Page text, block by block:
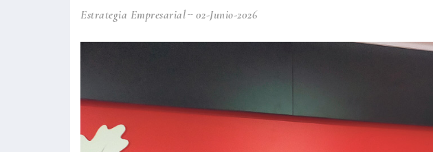
Estrategia Empresarial 02-Junio-2026